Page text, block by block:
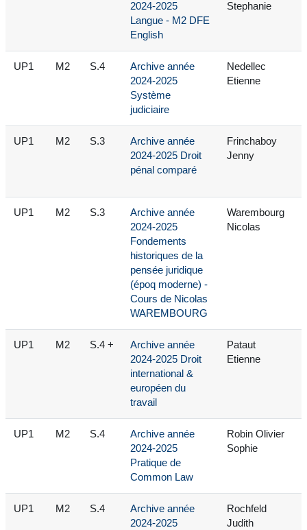
2024-2025
Langue - M2 DFE
English
Stephanie
UP1 M2 S.4
Archive année
2024-2025
Système
judiciaire
Nedellec
Etienne
UP1 M2 S.3
Archive année
2024-2025 Droit
pénal comparé
Frinchaboy
Jenny
UP1 M2 S.3
Archive année
2024-2025
Fondements
historiques de la
pensée juridique
(époq moderne) -
Cours de Nicolas
WAREMBOURG
Warembourg
Nicolas
UP1 M2 S.4 +
Archive année
2024-2025 Droit
international &
européen du
travail
Pataut
Etienne
UP1 M2 S.4
Archive année
2024-2025
Pratique de
Common Law
Robin Olivier
Sophie
UP1 M2 S.4
Archive année
2024-2025
Rochfeld
Judith